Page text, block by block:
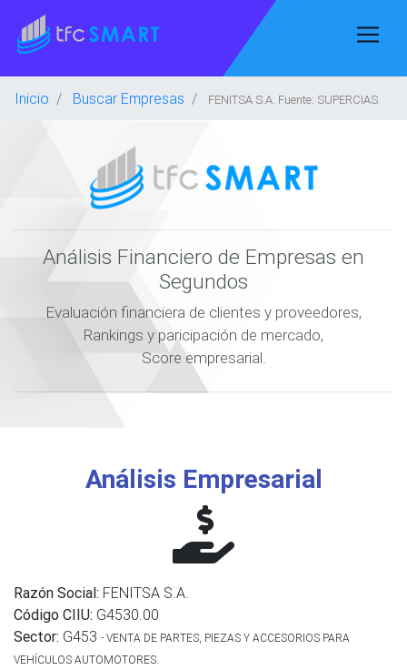
Inicio Buscar Empresas FENITSA S.A. Fuente: SUPERCIAS
Análisis Financiero de Empresas en
Segundos
Evaluación financiera de clientes y proveedores,
Rankings y paricipación de mercado,
Score empresarial.
Análisis Empresarial
Razón Social: FENITSA S.A.
Código CIIU: G4530.00
Sector: G453 - VENTA DE PARTES, PIEZAS Y ACCESORIOS PARA
VEHÍCULOS AUTOMOTORES.